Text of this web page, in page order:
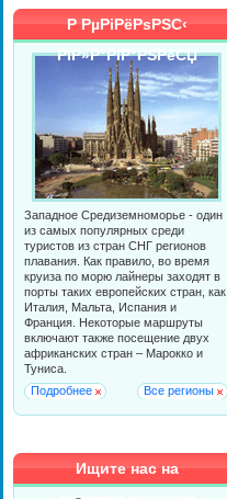
Р РµРіРёРѕРЅС‹
РїР»Р°РІР°РЅРёСЏ
Западное Средиземноморье - один
из самых популярных среди
туристов из стран СНГ регионов
плавания. Как правило, во время
круиза по морю лайнеры заходят в
порты таких европейских стран, как
Италия, Мальта, Испания и
Франция. Некоторые маршруты
включают также посещение двух
африканских стран – Марокко и
Туниса.
Подробнее
Все регионы
Ищите нас на